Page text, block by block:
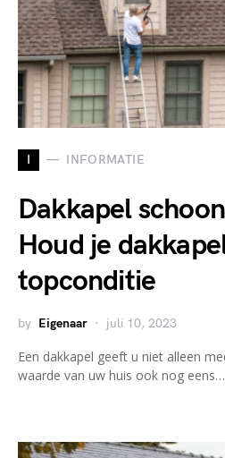
I INFORMATIE
Dakkapel
Houd je
topconditie
by Eigenaar juli 10, 2023
Een dakkapel geeft u niet alleen
waarde van uw huis ook nog eens…